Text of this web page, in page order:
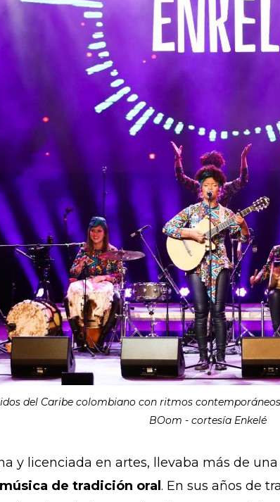
del Caribe colombiano con ritmos
BOom - cortesía Enkelé
y licenciada en artes, llevaba más de
música de tradición oral . En sus años de